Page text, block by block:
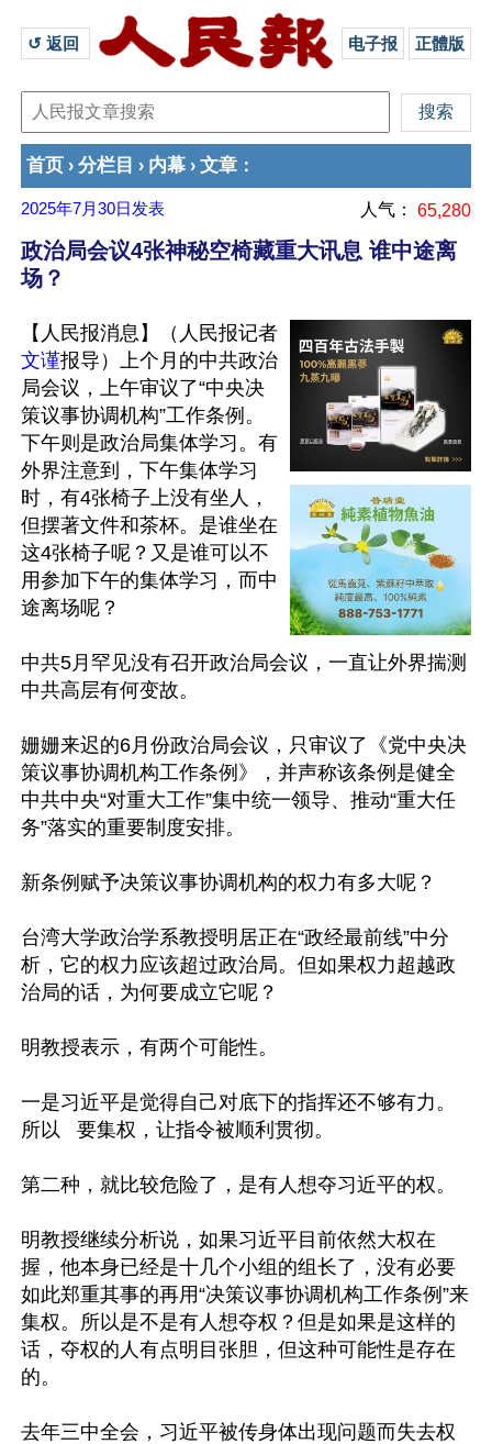
↺ 返回 电子报 正體版
首页 › 分栏目 › 内幕 › 文章 ：
2025年7月30日 发表 人气： 65,280
政治局会议4张神秘空椅藏重大讯息 谁中途离
场？
【人民报消息】（人民报记者
文谨报导）上个月的中共政治
局会议，上午审议了“中央决
策议事协调机构”工作条例。
下午则是政治局集体学习。有
外界注意到，下午集体学习
时，有4张椅子上没有坐人，
但摆著文件和茶杯。是谁坐在
这4张椅子呢？又是谁可以不
用参加下午的集体学习，而中
途离场呢？
中共5月罕见没有召开政治局会议，一直让外界揣测
中共高层有何变故。
姗姗来迟的6月份政治局会议，只审议了《党中央决
策议事协调机构工作条例》，并声称该条例是健全
中共中央“对重大工作”集中统一领导、推动“重大任
务”落实的重要制度安排。
新条例赋予决策议事协调机构的权力有多大呢？
台湾大学政治学系教授明居正在“政经最前线”中分
析，它的权力应该超过政治局。但如果权力超越政
治局的话，为何要成立它呢？
明教授表示，有两个可能性。
一是习近平是觉得自己对底下的指挥还不够有力。
所以   要集权，让指令被顺利贯彻。
第二种，就比较危险了，是有人想夺习近平的权。
明教授继续分析说，如果习近平目前依然大权在
握，他本身已经是十几个小组的组长了，没有必要
如此郑重其事的再用“决策议事协调机构工作条例”来
集权。所以是不是有人想夺权？但是如果是这样的
话，夺权的人有点明目张胆，但这种可能性是存在
的。
去年三中全会，习近平被传身体出现问题而失去权